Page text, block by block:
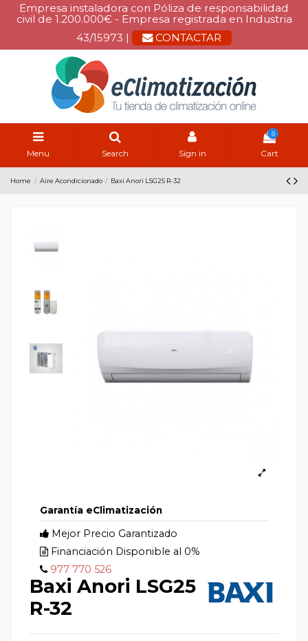
Empresa instaladora con Póliza de responsabilidad
civil de 1.200.000€ - Empresa registrada en Industria
43/15973 |
CONTACTAR
Menu Search Sign in
0
Cart
Home Aire Acondicionado Baxi Anori LSG25 R-32
Garantía eClimatización
Mejor Precio Garantizado
Financiación Disponible al 0%
977 770 526
Baxi Anori LSG25
R-32